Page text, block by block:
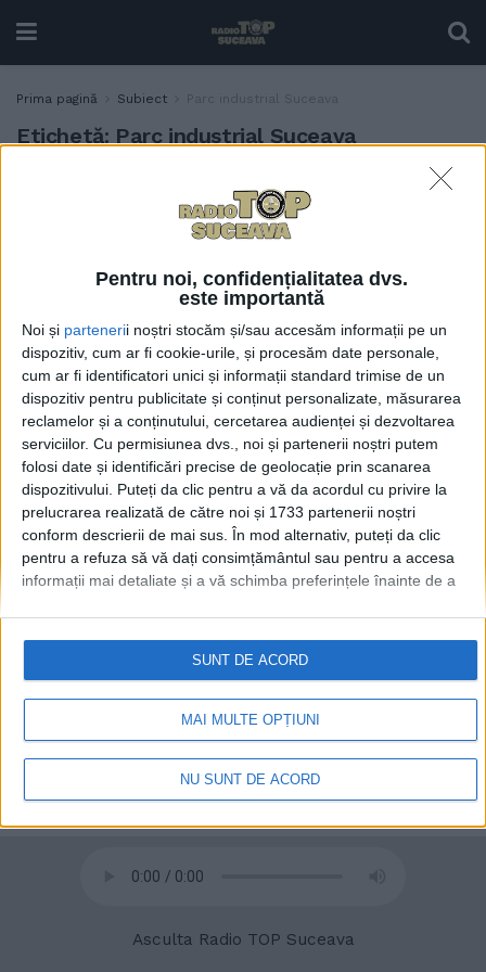
Pentru noi, confidențialitatea dvs.
este importantă
Noi și partenerii noștri stocăm și/sau accesăm informații pe un
dispozitiv, cum ar fi cookie-urile, și procesăm date personale,
cum ar fi identificatori unici și informații standard trimise de un
dispozitiv pentru publicitate și conținut personalizate, măsurarea
reclamelor și a conținutului, cercetarea audienței și dezvoltarea
serviciilor. Cu permisiunea dvs., noi și partenerii noștri putem
folosi date și identificări precise de geolocație prin scanarea
dispozitivului. Puteți da clic pentru a vă da acordul cu privire la
prelucrarea realizată de către noi și 1733 partenerii noștri
conform descrierii de mai sus. În mod alternativ, puteți da clic
pentru a refuza să vă dați consimțământul sau pentru a accesa
informații mai detaliate și a vă schimba preferințele înainte de a
retrageți consimțământul în orice moment, revenind la acest site
și făcând clic pe butonul "Confidențialitate" din partea de jos a
paginii web.
MAI MULTE OPȚIUNI
NU SUNT DE ACORD
SUNT DE ACORD
Prima pagină Subiect Parc industrial Suceava
Etichetă: Parc industrial Suceava
O zonă aflată în aproprierea
Bioenergy Suceava, vizată
pentru amenajarea unui
20 MAI, 2026
© 2020 Radio TOP Suceava 104 FM
Asculta Radio TOP Suceava